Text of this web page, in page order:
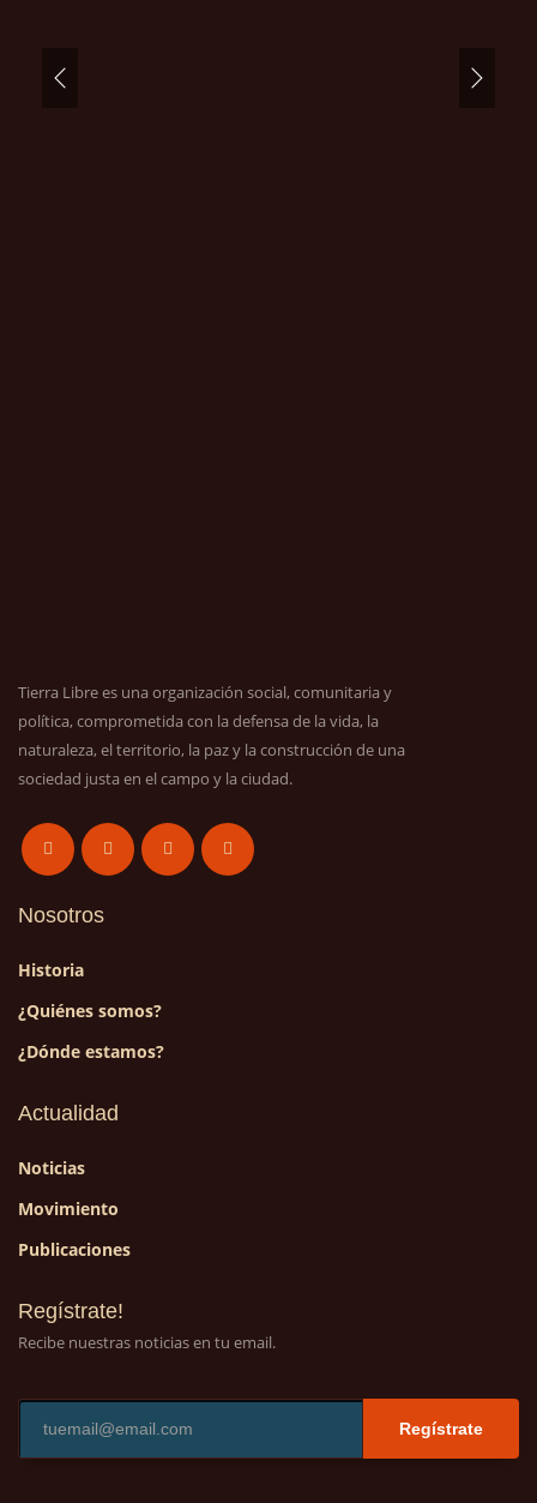
Tierra Libre es una organización social, comunitaria y
política, comprometida con la defensa de la vida, la
naturaleza, el territorio, la paz y la construcción de una
sociedad justa en el campo y la ciudad.
Nosotros
Historia
¿Quiénes somos?
¿Dónde estamos?
Actualidad
Noticias
Movimiento
Publicaciones
Regístrate!
Recibe nuestras noticias en tu email.
Regístrate